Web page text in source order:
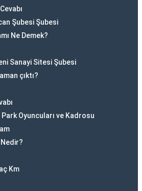
Şubesi Şubesi
Ne Demek?
Sanayi Sitesi Şubesi
çıktı?
Oyuncuları ve Kadrosu
Nedir?
Km